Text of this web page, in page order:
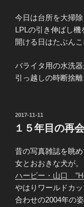
今日は台所を大掃
LPLの引き伸ばし機
開ける日はたぶんこ
バライタ用の水洗器
引っ越しの時断捨離
投
稿
日:
2017-11-11
１５年目の再会
昔の写真雑誌を眺
女とおおきな犬が。
ハービー・山口
やはりワールドカ
合わせの2004年の姿